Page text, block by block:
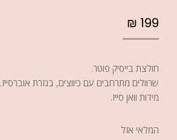
₪ 199
חולצת בייסיק פוטר.
שרוולים מתרחבים עם כיווצים, בגזרת אוברסייז.
מידות וואן סייז.
המלאי אזל